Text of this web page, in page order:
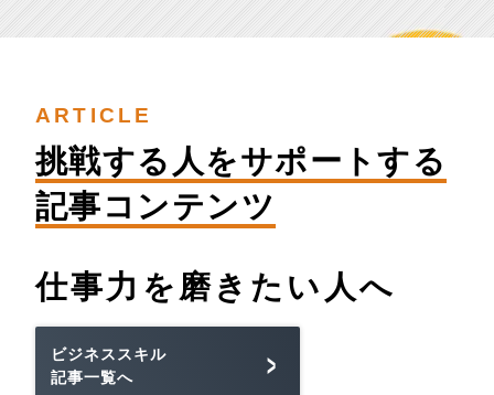
ARTICLE
挑戦する人をサポートする
記事コンテンツ
仕事力を 磨きたい人へ
ビジネススキル
記事一覧へ